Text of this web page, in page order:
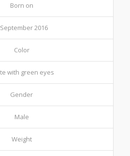
Born on
2016
Color
with green eyes
Gender
Male
Weight